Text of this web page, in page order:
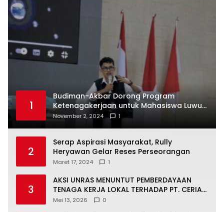
1
Budiman-Akbar Dorong Program
Ketenagakerjaan untuk Mahasiswa Luwu
Timur, Juru Bicara: Ini Peluang Nyata bagi
November 2, 2024 1
2
Serap Aspirasi Masyarakat, Rully
Heryawan Gelar Reses Perseorangan
Maret 17, 2024 1
3
AKSI UNRAS MENUNTUT PEMBERDAYAAN
TENAGA KERJA LOKAL TERHADAP PT. CERIA
NUGRAHA LESTARI
Mei 13, 2026 0